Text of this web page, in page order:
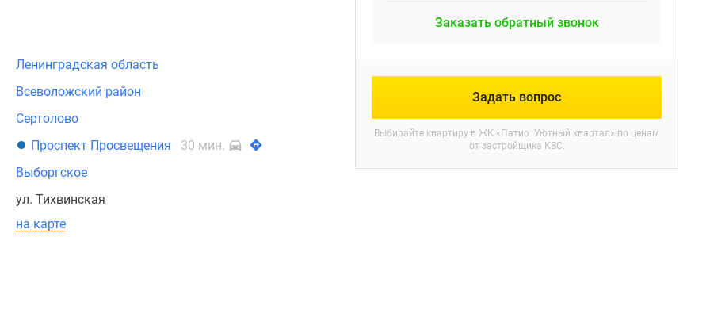
Ленинградская область
Всеволожский район
Сертолово
Проспект Просвещения
30 мин.
Выборгское
ул. Тихвинская
на карте
Заказать обратный звонок
Задать вопрос
Выбирайте квартиру в ЖК «Патио. Уютный квартал» по ценам
от застройщика КВС.